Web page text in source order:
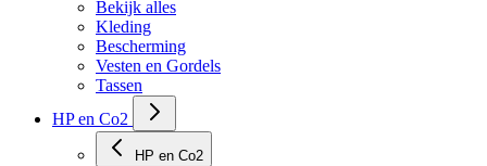
Bekijk alles
Kleding
Bescherming
Vesten en Gordels
Tassen
HP en Co2
HP en Co2